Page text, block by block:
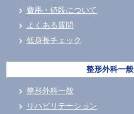
費用・値段について
よくある質問
低身長チェック
整形外科一般
整形外科一般
リハビリテーション